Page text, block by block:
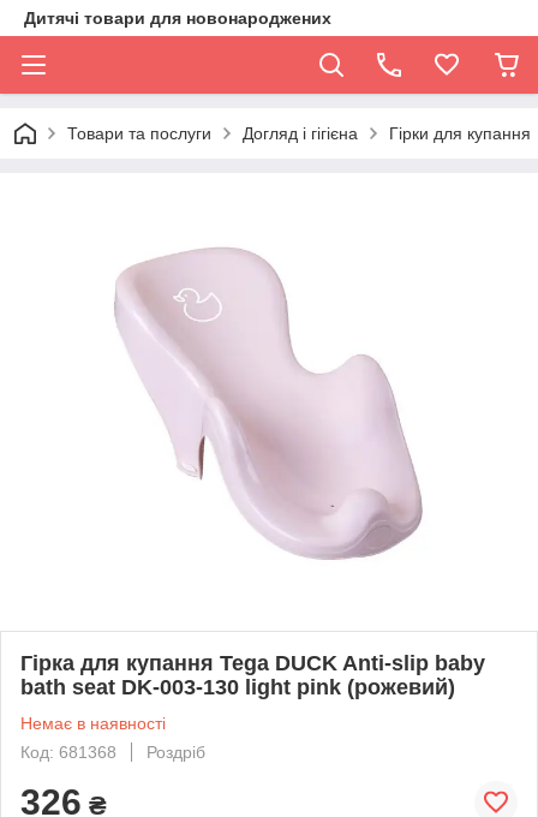
Дитячі товари для новонароджених
Товари та послуги Догляд і гігієна Гірки для купання
Гірка для купання Tega DUCK Anti-slip baby
bath seat DK-003-130 light pink (рожевий)
Немає в наявності
Код: 681368
Роздріб
326 ₴